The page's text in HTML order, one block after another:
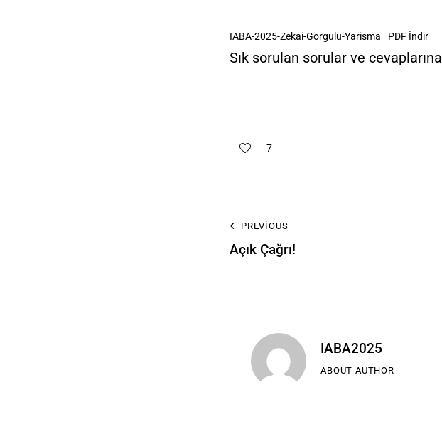
IABA-2025-Zekai-Gorgulu-Yarisma PDF İndir
Sık sorulan sorular ve cevaplarına
7
PREVIOUS
Açık Çağrı!
IABA2025
ABOUT AUTHOR